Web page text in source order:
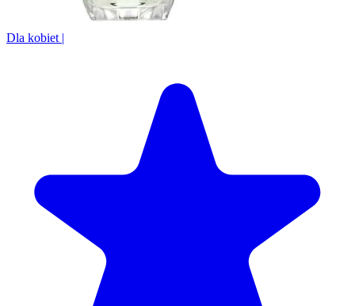
Dla kobiet |